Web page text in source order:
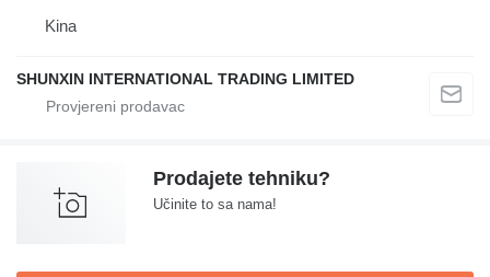
Kina
SHUNXIN INTERNATIONAL TRADING LIMITED
Prodajete tehniku?
Učinite to sa nama!